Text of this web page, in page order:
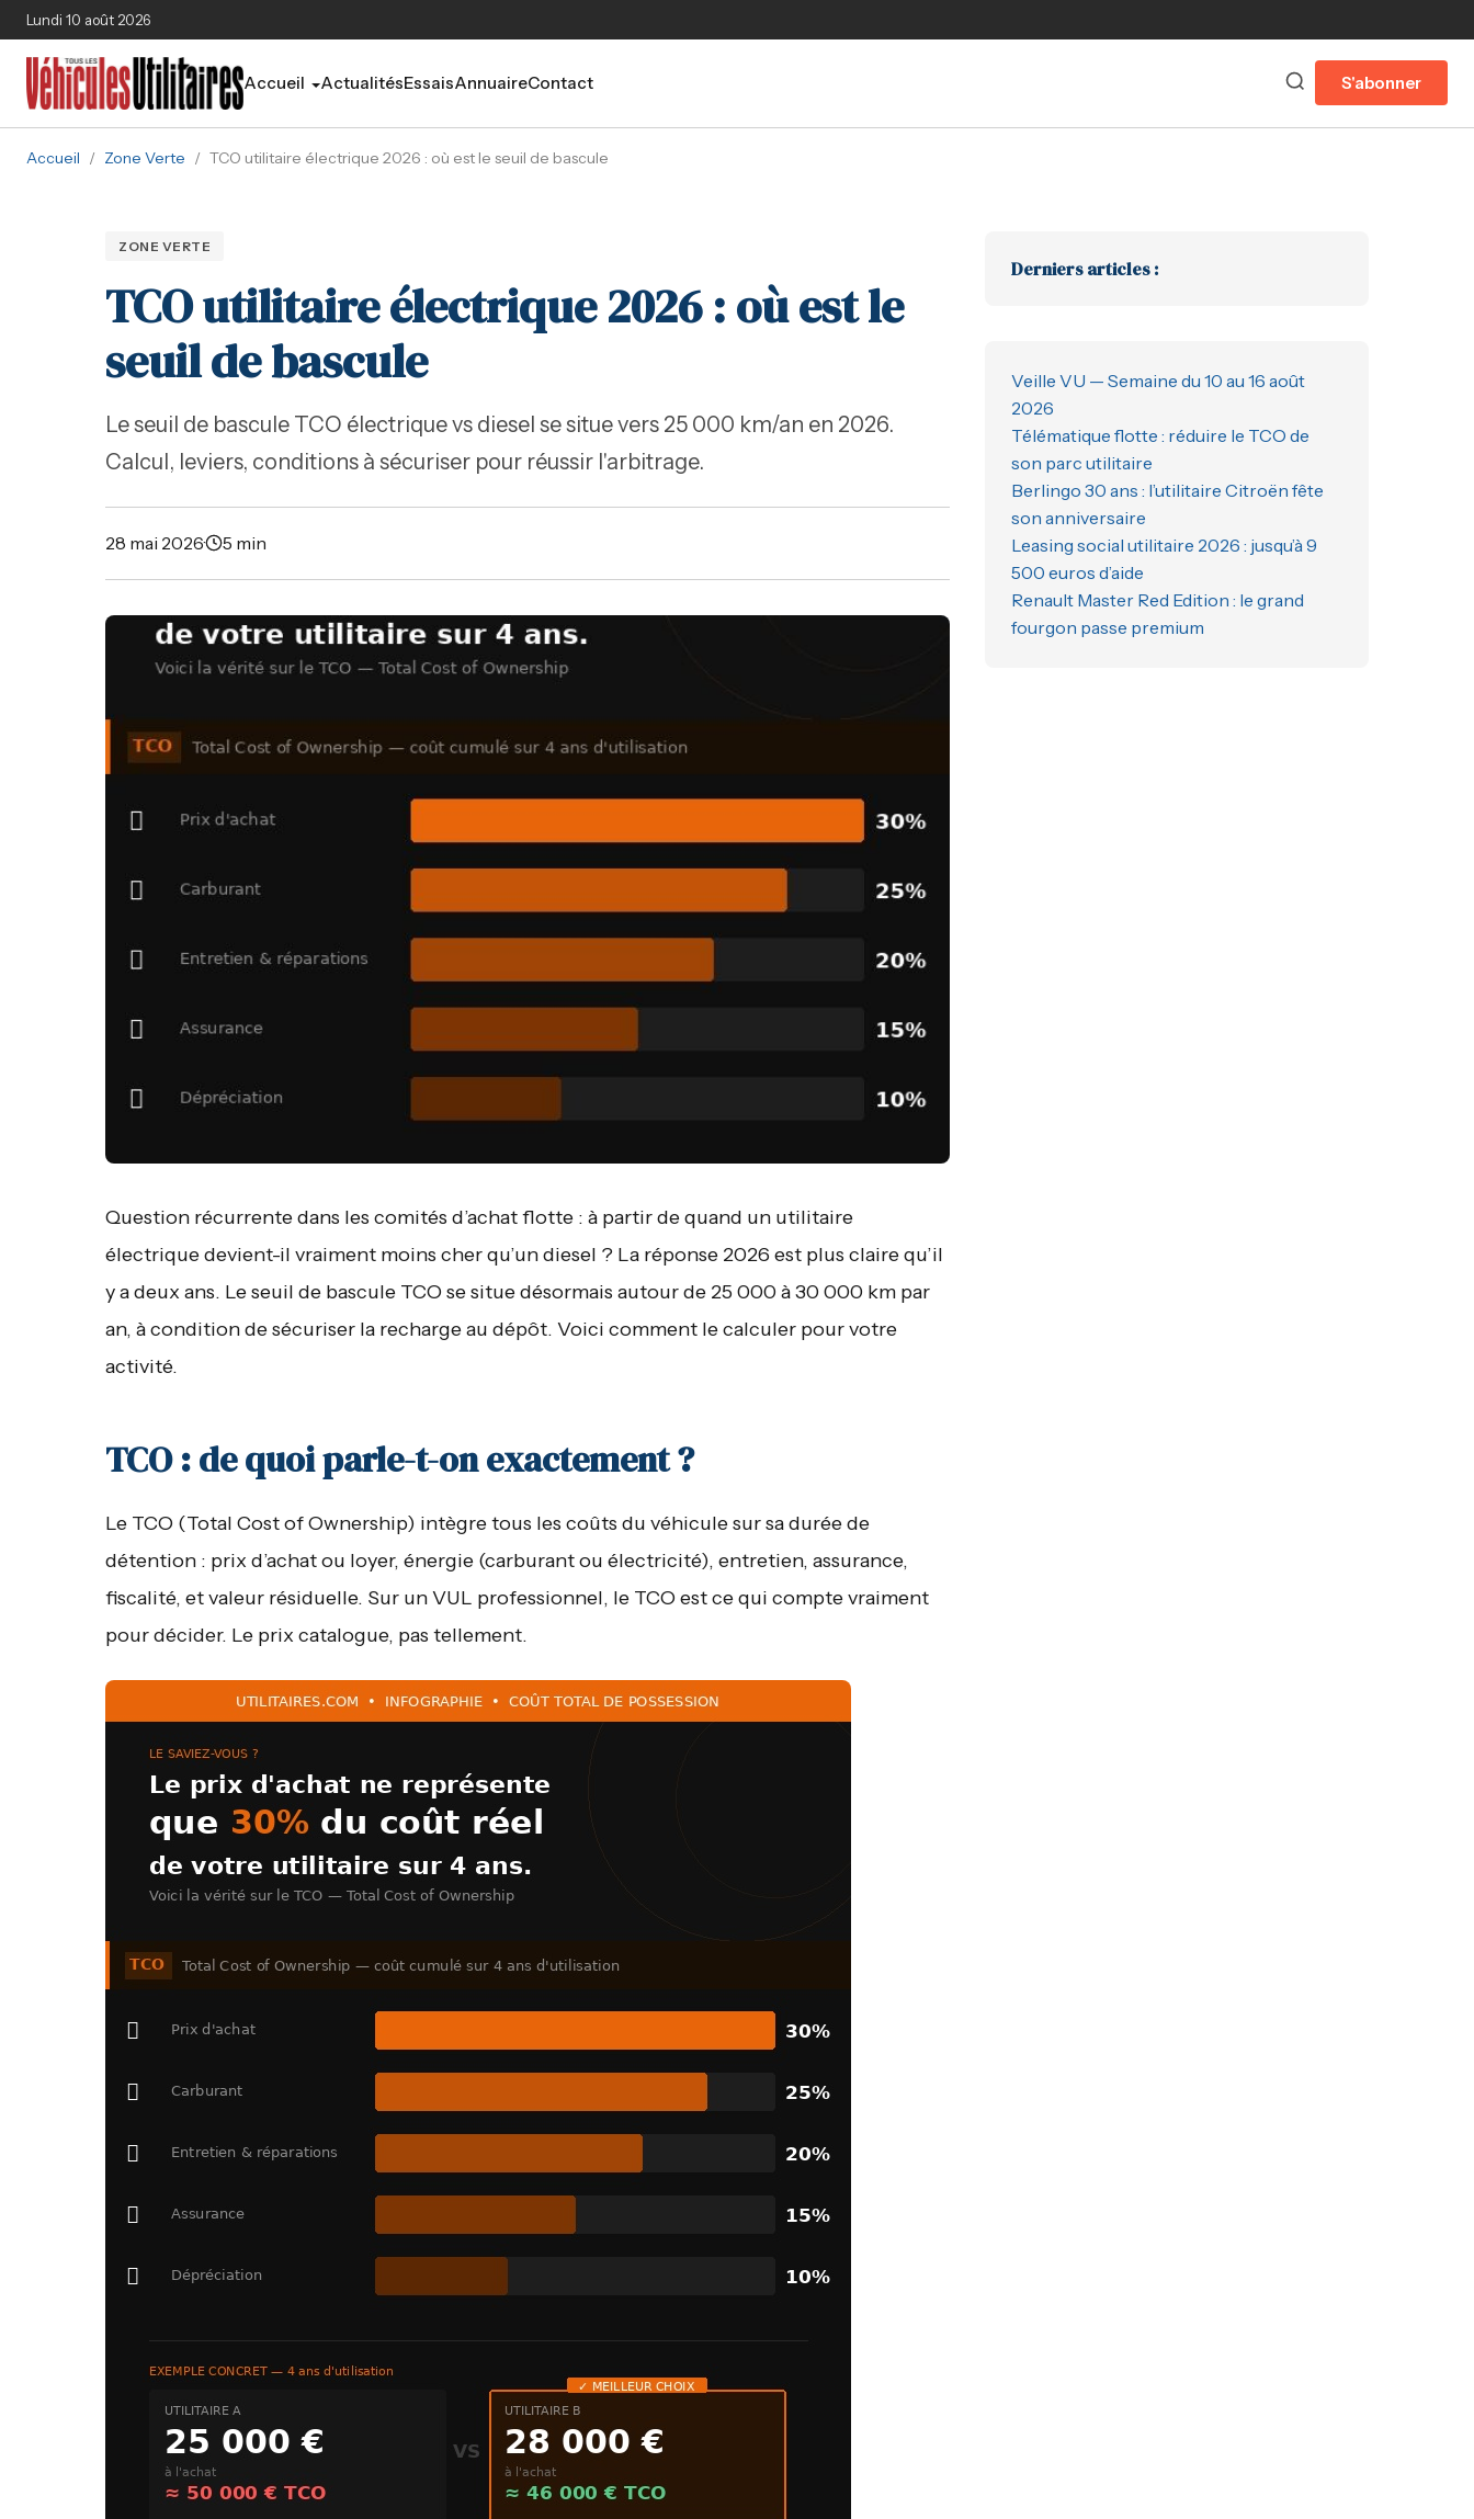
Aller au contenu principal
Lundi 10 août 2026
Accueil ActualitésEssaisAnnuaireContact S'abonner
Accueil / Zone Verte / TCO utilitaire électrique 2026 : où est le seuil de bascule
ZONE VERTE
TCO utilitaire électrique 2026 : où est le
seuil de bascule
Le seuil de bascule TCO électrique vs diesel se situe vers 25 000 km/an en 2026.
Calcul, leviers, conditions à sécuriser pour réussir l'arbitrage.
28 mai 2026· 5 min
Question récurrente dans les comités d’achat flotte : à partir de quand un utilitaire
électrique devient-il vraiment moins cher qu’un diesel ? La réponse 2026 est plus claire qu’il
y a deux ans. Le seuil de bascule TCO se situe désormais autour de 25 000 à 30 000 km par
an, à condition de sécuriser la recharge au dépôt. Voici comment le calculer pour votre
activité.
TCO : de quoi parle-t-on exactement ?
Le TCO (Total Cost of Ownership) intègre tous les coûts du véhicule sur sa durée de
détention : prix d’achat ou loyer, énergie (carburant ou électricité), entretien, assurance,
fiscalité, et valeur résiduelle. Sur un VUL professionnel, le TCO est ce qui compte vraiment
pour décider. Le prix catalogue, pas tellement.
Derniers articles :
Veille VU — Semaine du 10 au 16 août
2026
Télématique flotte : réduire le TCO de
son parc utilitaire
Berlingo 30 ans : l’utilitaire Citroën fête
son anniversaire
Leasing social utilitaire 2026 : jusqu’à 9
500 euros d’aide
Renault Master Red Edition : le grand
fourgon passe premium